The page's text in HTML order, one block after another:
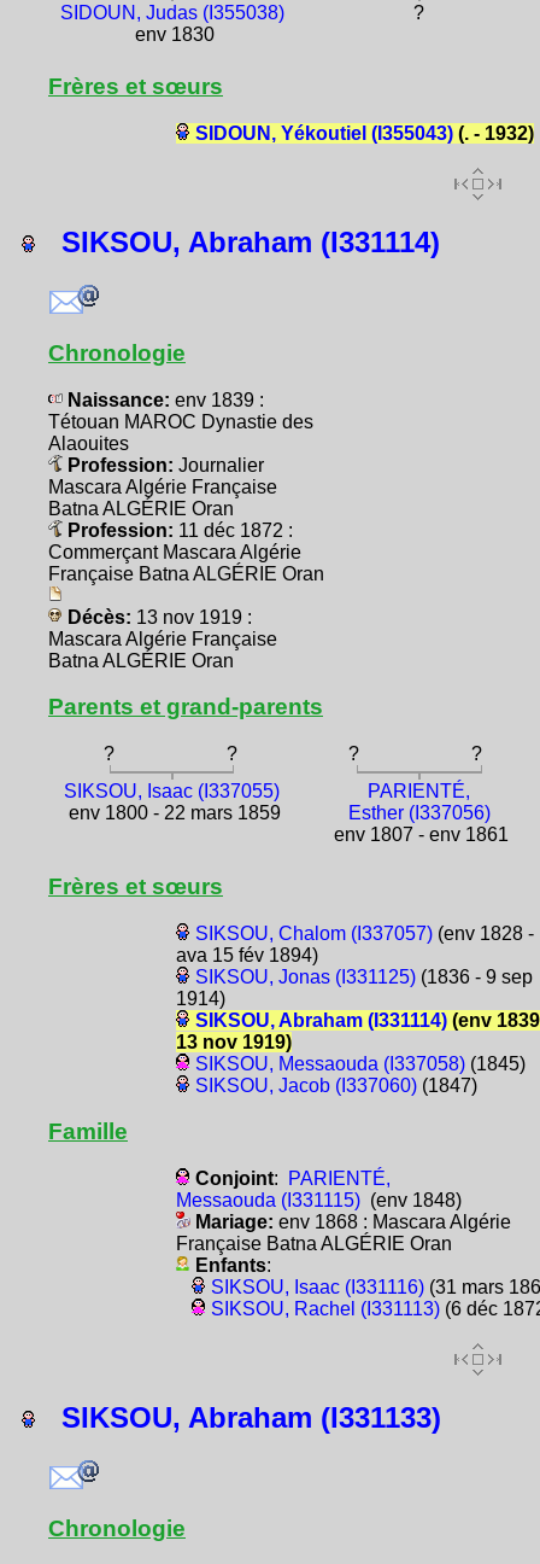
SIDOUN, Judas (I355038)
env 1830
?
Frères et sœurs
SIDOUN, Yékoutiel (I355043)(. - 1932)
SIKSOU, Abraham (I331114)
Chronologie
Naissance: env 1839 :
Tétouan MAROC Dynastie des
Alaouites
Profession: Journalier
Mascara Algérie Française
Batna ALGÉRIE Oran
Profession: 11 déc 1872 :
Commerçant Mascara Algérie
Française Batna ALGÉRIE Oran
Décès: 13 nov 1919 :
Mascara Algérie Française
Batna ALGÉRIE Oran
Parents et grand-parents
? ? ?
?
SIKSOU, Isaac (I337055)
env 1800 - 22 mars 1859
PARIENTÉ,
Esther (I337056)
env 1807 - env 1861
Frères et sœurs
SIKSOU, Chalom (I337057)(env 1828 -
ava 15 fév 1894)
SIKSOU, Jonas (I331125)(1836 - 9 sep
1914)
SIKSOU, Abraham (I331114)(env
13 nov 1919)
SIKSOU, Messaouda (I337058)(1845)
SIKSOU, Jacob (I337060)(1847)
Famille
Conjoint:
PARIENTÉ,
Messaouda (I331115)(env 1848)
Mariage: env 1868 : Mascara Algérie
Française Batna ALGÉRIE Oran
Enfants:
SIKSOU, Isaac (I331116)(31 mars
SIKSOU, Rachel (I331113)(6 déc
SIKSOU, Abraham (I331133)
Chronologie